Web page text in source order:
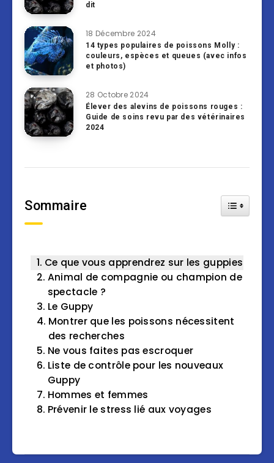
dit
18 Décembre 2024
14 types populaires de poissons Molly :
couleurs, espèces et queues (avec infos
et photos)
28 Octobre 2024
Élever des alevins de poissons rouges :
Guide de soins revu par des vétérinaires
2024
Sommaire Toggle
Ce que vous apprendrez sur les guppies
Animal de compagnie ou champion de
spectacle ?
Le Guppy
Montrer que les poissons nécessitent
des recherches
Ne vous faites pas escroquer
Liste de contrôle pour les nouveaux
Guppy
Hommes et femmes
Prévenir le stress lié aux voyages